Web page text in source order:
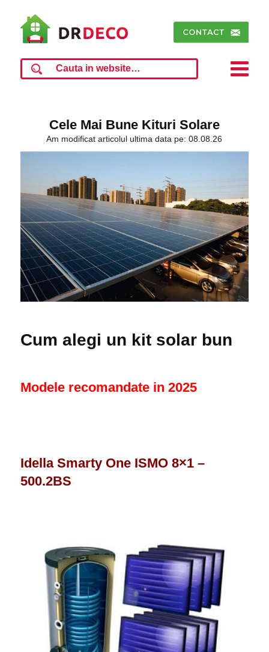
Cele Mai Bune Kituri Solare
Am modificat articolul ultima data pe: 08.08.26
Cum alegi un kit solar bun
Modele recomandate in 2025
Idella Smarty One ISMO 8×1 –
500.2BS